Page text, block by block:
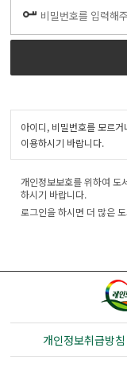
아이디, 비밀번호를 모르
이용하시기 바랍니다.
개인정보보호를 위하여 도
하시기 바랍니다.
로그인을 하시면 더 많은
개인정보취급방침